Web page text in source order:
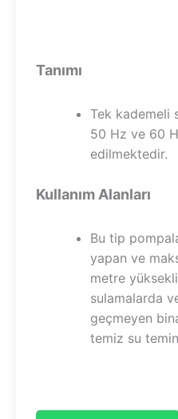
Tanımı
Tek kademeli
50 Hz ve 60
edilmektedir.
Kullanım Alanları
Bu tip
yapan ve
metre
sulamalarda
geçmeyen
temiz su